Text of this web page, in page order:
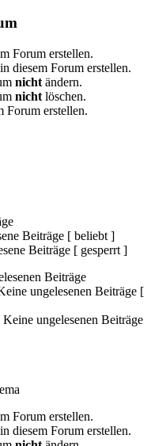
Forum erstellen.
diesem Forum erstellen.
nicht ändern.
nicht löschen.
Forum erstellen.
Beiträge [ beliebt ]
Beiträge [ gesperrt ]
Beiträge
ungelesenen Beiträge [
Keine ungelesenen Beiträge
Forum erstellen.
diesem Forum erstellen.